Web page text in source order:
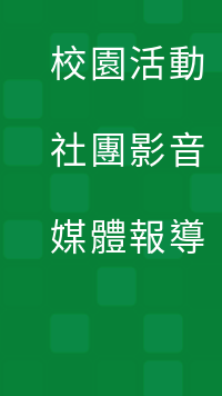
校園活動
社團影音
媒體報導